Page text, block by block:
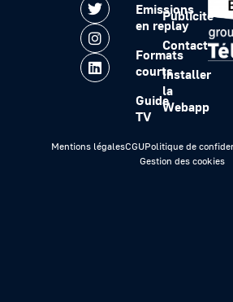
Emissions
en replay
Formats
courts
Guide
TV
Publicité
Contact
Installer
la
Webapp
Mentions légalesCGUPolitique de
Gestion des cookies